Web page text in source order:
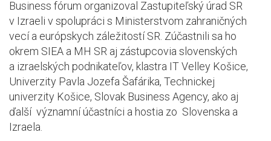
Business fórum organizoval Zastupiteľský úrad SR
v Izraeli v spolupráci s Ministerstvom zahraničných
vecí a európskych záležitostí SR. Zúčastnili sa ho
okrem SIEA a MH SR aj zástupcovia slovenských
a izraelských podnikateľov, klastra IT Velley Košice,
Univerzity Pavla Jozefa Šafárika, Technickej
univerzity Košice, Slovak Business Agency, ako aj
ďalší významní účastníci a hostia zo Slovenska a
Izraela.